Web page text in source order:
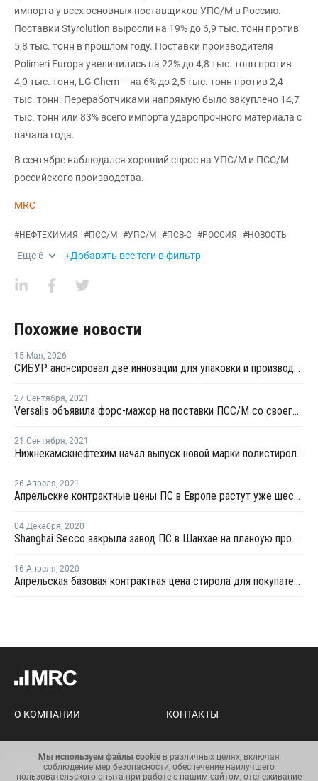
импорта у всех основных поставщиков УПС/М в Россию.
Поставки Styrolution выросли на 19% до 6,9 тыс. тонн против
5,8 тыс. тонн в прошлом году. Поставки производителя
Polimeri Europa увеличились на 22% до 4,8 тыс. тонн против
4,0 тыс. тонн, LG Chem – на 6% до 2,5 тыс. тонн против 2,4
тыс. тонн. Переработчиками напрямую было закуплено 14,7
тыс. тонн или 83% всего импорта ударопрочного материала с
начала года.
В сентябре наблюдался хороший спрос на УПС/М и ПСС/М
российского производства.
MRC
#НЕФТЕХИМИЯ #ПСС/М #УПС/М #ПСВ-С #РОССИЯ #НОВОСТЬ
Еще 6 +Добавить все теги в фильтр
Похожие новости
15 Мая, 2026
СИБУР анонсировал две инновации для упаковки и производства бытовой техники
27 Сентября, 2021
Versalis объявила форс-мажор на поставки ПСС/М со своего завода в Мантуе
21 Сентября, 2021
Нижнекамскнефтехим начал выпуск новой марки полистирола для пищевой упаковки
26 Апреля, 2021
Апрельские контрактные цены ПС в Европе растут уже шестой месяц подряд
04 Декабря, 2020
Shanghai Secco закрыла завод ПС в Шанхае на планоую профилактику
16 Апреля, 2020
Апрельская базовая контрактная цена стирола для покупателей в Европе упала на EUR315 за тонну
О КОМПАНИИ КОНТАКТЫ
Карта сайта
Условия использования
Мы используем файлы cookie в различных целях, включая
соблюдение мер безопасности, обеспечение наилучшего
пользовательского опыта при работе с нашим сайтом, отслеживание